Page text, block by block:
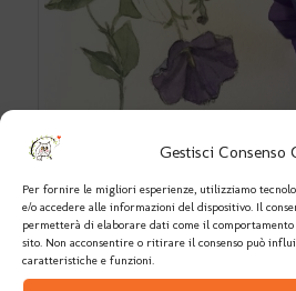
Gestisci Consenso
Per fornire le migliori esperienze, utilizziamo
e/o accedere alle informazioni del dispositivo. Il
permetterà di elaborare dati come il
sito. Non acconsentire o ritirare il consenso può
caratteristiche e funzioni.